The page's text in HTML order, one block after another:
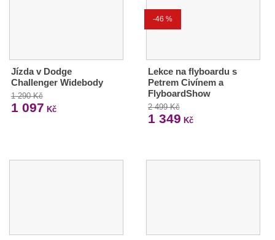
Jízda v Dodge
Challenger Widebody
1 290 Kč
1 097 Kč
-46 %
Lekce na flyboardu s
Petrem Civínem a
FlyboardShow
2 499 Kč
1 349 Kč